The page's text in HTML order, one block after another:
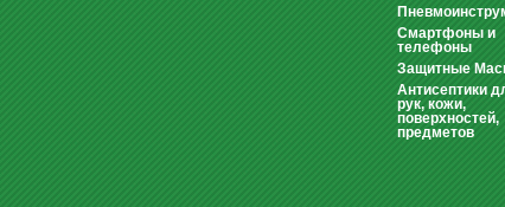
Смартфоны и
телефоны
Защитные
Антисептики
рук, кожи,
поверхностей,
предметов